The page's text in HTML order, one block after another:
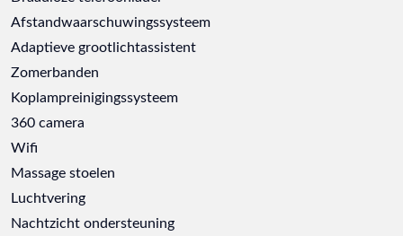
Afstandwaarschuwingssysteem
Adaptieve grootlichtassistent
Zomerbanden
Koplampreinigingssysteem
360 camera
Wifi
Massage stoelen
Luchtvering
Nachtzicht ondersteuning